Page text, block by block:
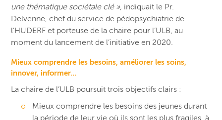
une thématique sociétale clé », indiquait le Pr.
Delvenne, chef du service de pédopsychiatrie de
l’HUDERF et porteuse de la chaire pour l’ULB, au
moment du lancement de l’initiative en 2020.
Mieux comprendre les besoins, améliorer les soins,
innover, informer…
La chaire de l’ULB poursuit trois objectifs clairs :
Mieux comprendre les besoins des jeunes durant
la période de leur vie où ils sont les plus fragiles, à